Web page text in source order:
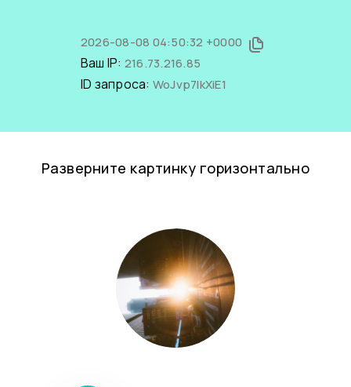
2026-08-08 04:50:32 +0000
Ваш IP: 216.73.216.85
ID запроса: WoJvp7lkXiE1
Разверните картинку горизонтально